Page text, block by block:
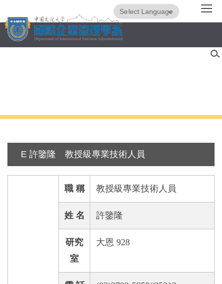
到
主
Translate
E 許鑒隆 教授級專業技術人員
職 稱 教授級專業技術人員
姓 名 許鑒隆
研究
室
大恩928